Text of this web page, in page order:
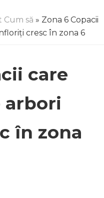
Cum să » Zona 6 Copacii
cresc în zona 6
care
arbori
în zona